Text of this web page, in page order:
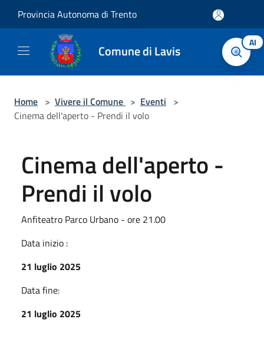
Provincia Autonoma di Trento
Comune di Lavis AI
Home > Vivere il Comune > Eventi >
Cinema dell'aperto - Prendi il volo
Cinema dell'aperto -
Prendi il volo
Anfiteatro Parco Urbano - ore 21.00
Data inizio :
21 luglio 2025
Data fine:
21 luglio 2025